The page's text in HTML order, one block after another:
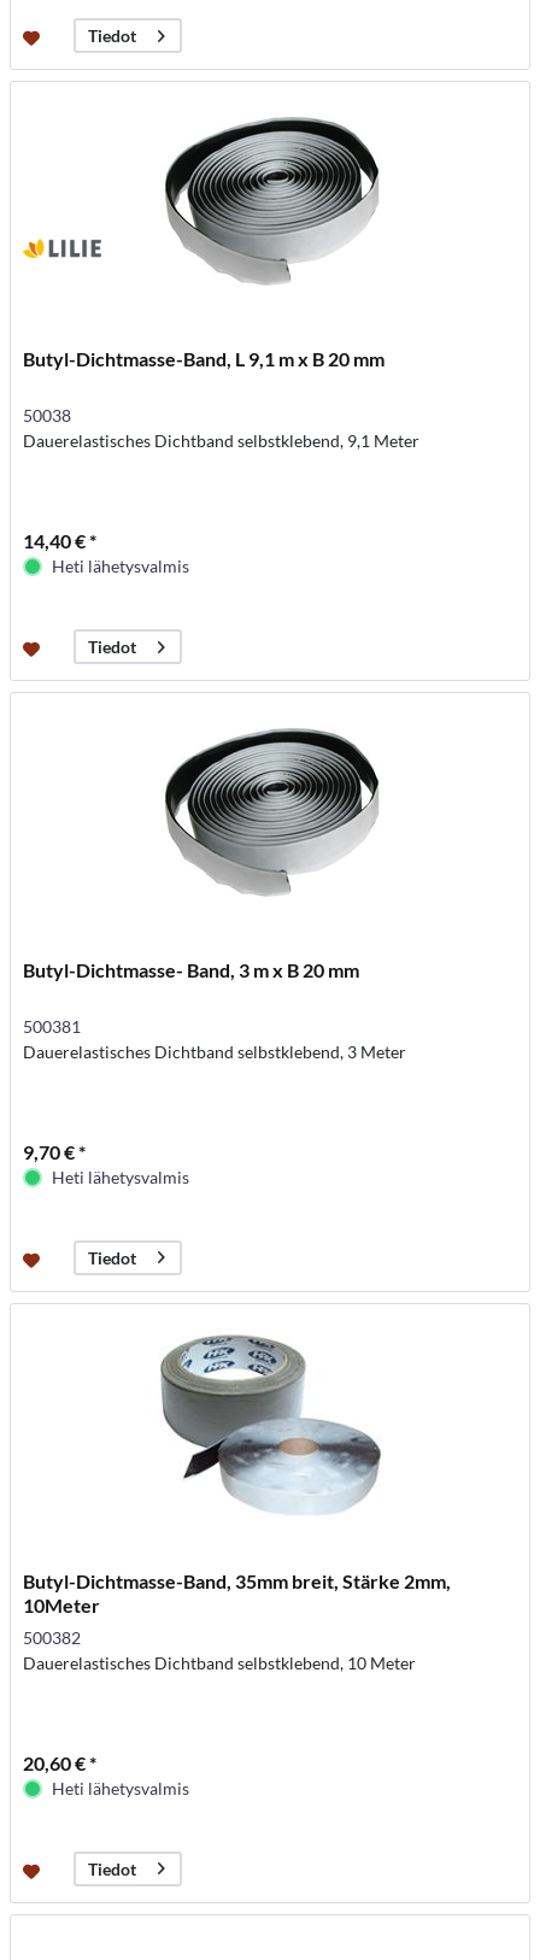
Tiedot
Butyl-Dichtmasse-Band, L 9,1 m x B 20 mm
50038
Dauerelastisches Dichtband selbstklebend, 9,1 Meter
14,40 € *
Heti lähetysvalmis
Tiedot
Butyl-Dichtmasse- Band, 3 m x B 20 mm
500381
Dauerelastisches Dichtband selbstklebend, 3 Meter
9,70 € *
Heti lähetysvalmis
Tiedot
Butyl-Dichtmasse-Band, 35mm breit, Stärke 2mm,
10Meter
500382
Dauerelastisches Dichtband selbstklebend, 10 Meter
20,60 € *
Heti lähetysvalmis
Tiedot